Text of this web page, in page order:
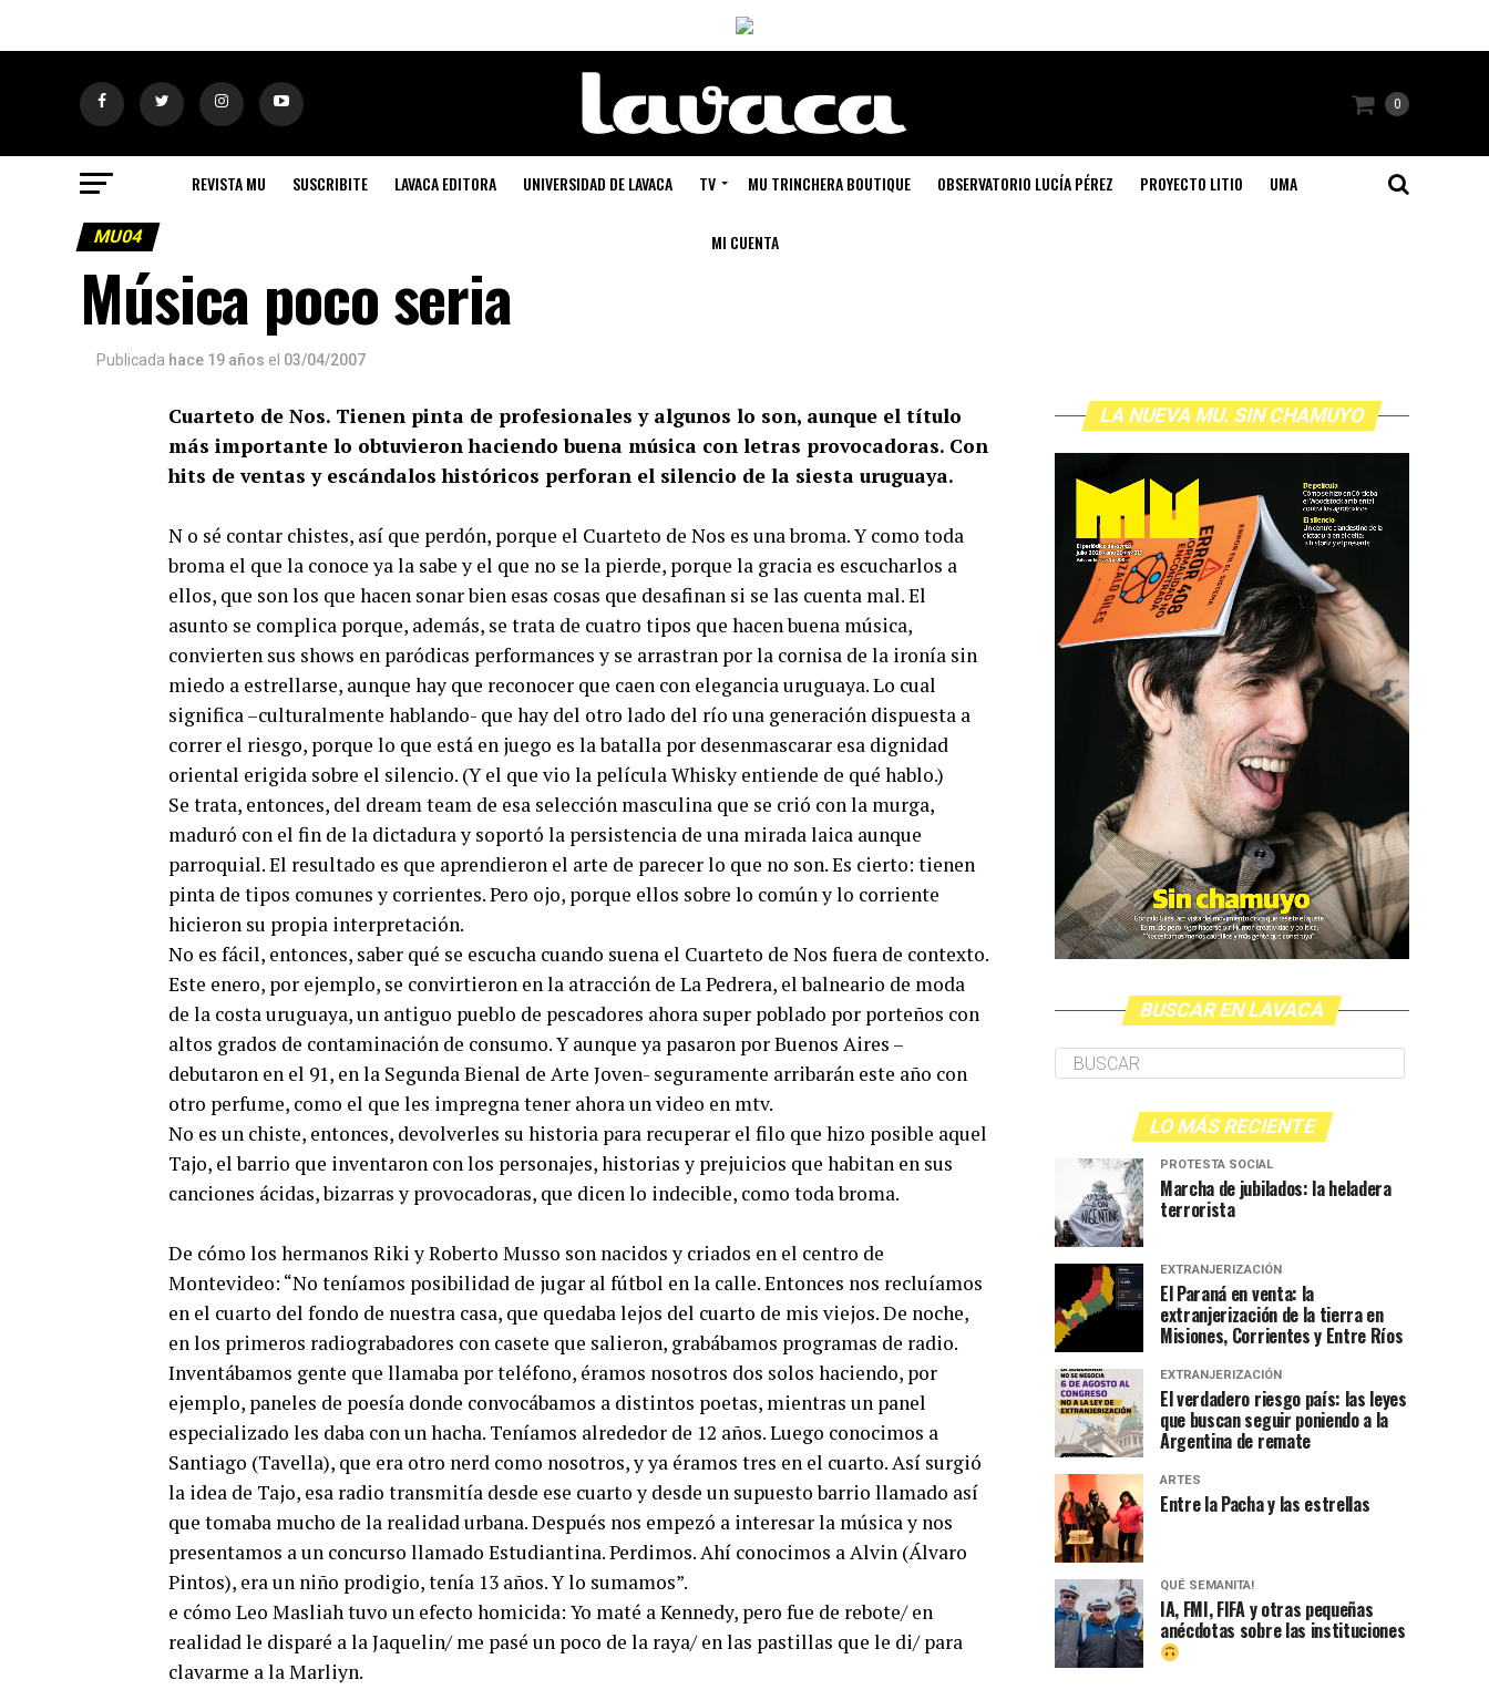
0
REVISTA MU SUSCRIBITE LAVACA EDITORA UNIVERSIDAD DE LAVACA TV MU TRINCHERA BOUTIQUE OBSERVATORIO LUCÍA PÉREZ PROYECTO LITIO UMA
MI CUENTA
MU04
Música poco seria
Publicada hace 19 años el 03/04/2007
Cuarteto de Nos. Tienen pinta de profesionales y algunos lo son, aunque el título
más importante lo obtuvieron haciendo buena música con letras provocadoras. Con
hits de ventas y escándalos históricos perforan el silencio de la siesta uruguaya.
N o sé contar chistes, así que perdón, porque el Cuarteto de Nos es una broma. Y como toda
broma el que la conoce ya la sabe y el que no se la pierde, porque la gracia es escucharlos a
ellos, que son los que hacen sonar bien esas cosas que desafinan si se las cuenta mal. El
asunto se complica porque, además, se trata de cuatro tipos que hacen buena música,
convierten sus shows en paródicas performances y se arrastran por la cornisa de la ironía sin
miedo a estrellarse, aunque hay que reconocer que caen con elegancia uruguaya. Lo cual
significa –culturalmente hablando- que hay del otro lado del río una generación dispuesta a
correr el riesgo, porque lo que está en juego es la batalla por desenmascarar esa dignidad
oriental erigida sobre el silencio. (Y el que vio la película Whisky entiende de qué hablo.)
Se trata, entonces, del dream team de esa selección masculina que se crió con la murga,
maduró con el fin de la dictadura y soportó la persistencia de una mirada laica aunque
parroquial. El resultado es que aprendieron el arte de parecer lo que no son. Es cierto: tienen
pinta de tipos comunes y corrientes. Pero ojo, porque ellos sobre lo común y lo corriente
hicieron su propia interpretación.
No es fácil, entonces, saber qué se escucha cuando suena el Cuarteto de Nos fuera de contexto.
Este enero, por ejemplo, se convirtieron en la atracción de La Pedrera, el balneario de moda
de la costa uruguaya, un antiguo pueblo de pescadores ahora super poblado por porteños con
altos grados de contaminación de consumo. Y aunque ya pasaron por Buenos Aires –
debutaron en el 91, en la Segunda Bienal de Arte Joven- seguramente arribarán este año con
otro perfume, como el que les impregna tener ahora un video en mtv.
No es un chiste, entonces, devolverles su historia para recuperar el filo que hizo posible aquel
Tajo, el barrio que inventaron con los personajes, historias y prejuicios que habitan en sus
canciones ácidas, bizarras y provocadoras, que dicen lo indecible, como toda broma.
De cómo los hermanos Riki y Roberto Musso son nacidos y criados en el centro de
Montevideo: “No teníamos posibilidad de jugar al fútbol en la calle. Entonces nos recluíamos
en el cuarto del fondo de nuestra casa, que quedaba lejos del cuarto de mis viejos. De noche,
en los primeros radiograbadores con casete que salieron, grabábamos programas de radio.
Inventábamos gente que llamaba por teléfono, éramos nosotros dos solos haciendo, por
ejemplo, paneles de poesía donde convocábamos a distintos poetas, mientras un panel
especializado les daba con un hacha. Teníamos alrededor de 12 años. Luego conocimos a
Santiago (Tavella), que era otro nerd como nosotros, y ya éramos tres en el cuarto. Así surgió
la idea de Tajo, esa radio transmitía desde ese cuarto y desde un supuesto barrio llamado así
que tomaba mucho de la realidad urbana. Después nos empezó a interesar la música y nos
presentamos a un concurso llamado Estudiantina. Perdimos. Ahí conocimos a Alvin (Álvaro
Pintos), era un niño prodigio, tenía 13 años. Y lo sumamos”.
e cómo Leo Masliah tuvo un efecto homicida: Yo maté a Kennedy, pero fue de rebote/ en
realidad le disparé a la Jaquelin/ me pasé un poco de la raya/ en las pastillas que le di/ para
clavarme a la Marliyn.
LA NUEVA MU. SIN CHAMUYO
BUSCAR EN LAVACA
LO MÁS RECIENTE
PROTESTA SOCIAL
Marcha de jubilados: la heladera
terrorista
EXTRANJERIZACIÓN
El Paraná en venta: la
extranjerización de la tierra en
Misiones, Corrientes y Entre Ríos
EXTRANJERIZACIÓN
El verdadero riesgo país: las leyes
que buscan seguir poniendo a la
Argentina de remate
ARTES
Entre la Pacha y las estrellas
QUÉ SEMANITA!
IA, FMI, FIFA y otras pequeñas
anécdotas sobre las instituciones